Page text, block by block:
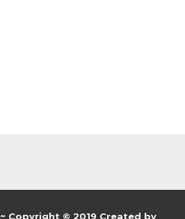
~ Copyright © 2019 Created by